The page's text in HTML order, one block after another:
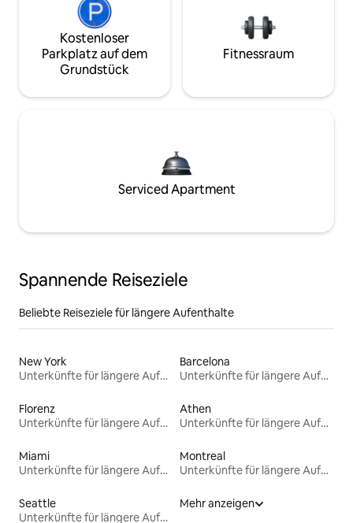
Kostenloser
Parkplatz auf dem
Grundstück
Fitnessraum
Serviced Apartment
Spannende Reiseziele
Beliebte Reiseziele für längere Aufenthalte
New York
Unterkünfte für längere Aufenthalte
Barcelona
Unterkünfte für längere Aufenthalte
Florenz
Unterkünfte für längere Aufenthalte
Athen
Unterkünfte für längere Aufenthalte
Miami
Unterkünfte für längere Aufenthalte
Montreal
Unterkünfte für längere Aufenthalte
Seattle
Unterkünfte für längere Aufenthalte
Mehr anzeigen